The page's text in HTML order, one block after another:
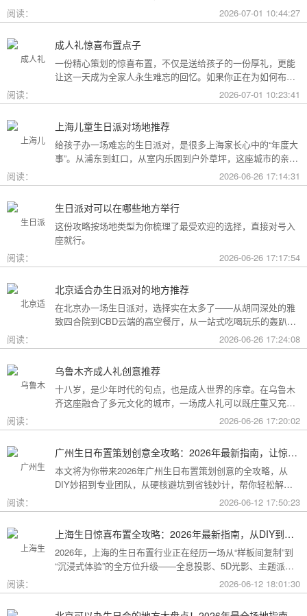
用构成参考，你可以看看哪种更贴合自己的情况。
阅读： 2026-07-01 10:44:27
成人礼惊喜布置点子
一份精心策划的惊喜布置，不仅是送给孩子的一份厚礼，更能
让这一天成为全家人永生难忘的回忆。如果你正在为如何布置
而头疼，不妨收下这份成人礼惊喜布置全攻略，从主题风格到
细节创意，帮你打造一场仪式感爆棚的成年盛典。
阅读： 2026-07-01 10:23:41
上海儿童生日派对场地推荐
给孩子办一场难忘的生日派对，是很多上海家长心中的“年度大
事”。从浦东到虹口，从室内乐园到户外草坪，这座城市的亲子
友好型场地选择越来越丰富。不过场地多了，选择也成了难
题。这份攻略按类型为你盘点了上海热门的儿童生日派对场
阅读： 2026-06-26 17:14:31
生日派对可以在哪些地方举行
这份攻略按场地类型为你梳理了最受欢迎的选择，直接对号入
座就行。
阅读：
2026-06-26 17:17:54
北京适合办生日派对的地方推荐
在北京办一场生日派对，选择实在太多了——从胡同深处的雅
致四合院到CBD云端的高空餐厅，从一站式吃喝玩乐的轰趴别
墅到充满野趣的京郊草坪。为了让你快速找到最心仪的那一
个，我把不同类型的场地分好了类，直接对号入座就行。
阅读： 2026-06-26 17:24:08
乌鲁木齐成人礼创意推荐
十八岁，是少年时代的句点，也是成人世界的序章。在乌鲁木
齐这座融合了多元文化的城市，一场成人礼可以既庄重又充满
创意。这份攻略为你梳理了从传统仪式到现代派对的多种可
能，希望能帮你找到最独特的那一种。
阅读： 2026-06-26 17:20:02
广州生日布置策划创意全攻略：2026年最新指南，让惊喜成为最难忘的记忆
本文将为你带来2026年广州生日布置策划创意的全攻略，从
DIY妙招到专业团队，从硬核避坑到省钱妙计，帮你轻松解锁
阅读： 2026-06-12 17:50:23
上海生日惊喜布置全攻略：2026年最新指南，从DIY到专业策划一站搞定
2026年，上海的生日布置行业正在经历一场从“样板间复制”到
“沉浸式体验”的全方位升级——全息投影、5D光影、主题派对
套餐层出不穷。本文将为你带来上海生日惊喜布置的2026年最
新全攻略，从低成本DIY到高端定制，从惊喜创意到趋势解
阅读： 2026-06-12 18:01:30